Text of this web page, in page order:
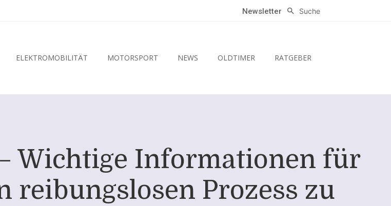
Newsletter Suche
ELEKTROMOBILITÄT MOTORSPORT NEWS OLDTIMER RATGEBER
Wichtige Informationen für
reibungslosen Prozess zu